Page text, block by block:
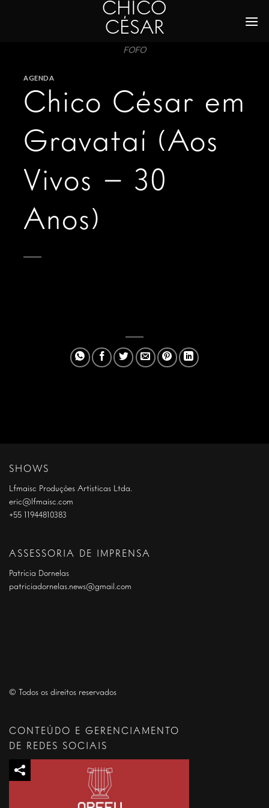
CHICO
CÉSAR
FOFO
AGENDA
Chico César em
Gravataí (Aos
Vivos – 30
Anos)
SHOWS
Lfmaisc Produções Artísticas Ltda.
eric@lfmaisc.com
+55 11944810383
ASSESSORIA DE IMPRENSA
Patrícia Dornelas
patriciadornelas.news@gmail.com
© Todos os direitos reservados
CONTEÚDO E GERENCIAMENTO
DE REDES SOCIAIS